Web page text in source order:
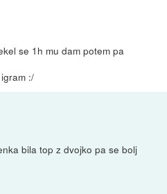
se 1h mu dam potem pa
:/
bila top z dvojko pa se bolj